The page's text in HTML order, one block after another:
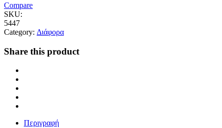
Compare
SKU:
5447
Category: Διάφορα
Share this product
Περιγραφή